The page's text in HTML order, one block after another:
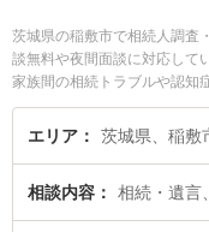
茨城県の稲敷市で相続人調査
談無料や夜間面談に対応して
家族間の相続トラブルや認知
検索もでき便利です。特に加
や弁護士費用、強みなどが注
無料で相続人調査・確定を
い』などでお困りの相談者さ
エリア 茨城県、稲敷
相談内容 相続・遺言